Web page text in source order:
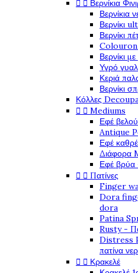
  Βερνίκια
Βερνίκια
Βερνίκι
Βερνίκι
Colouron
Βερνίκι
Υγρό
Κεριά
Βερνίκι
Κόλλες
  Mediums
Εφέ
Antique
Εφέ
Διάφορα
Εφέ
  Πατίνες
Finger
Dora
dora
Patina
Rusty -
Distress
πατίνα
  Κρακελέ